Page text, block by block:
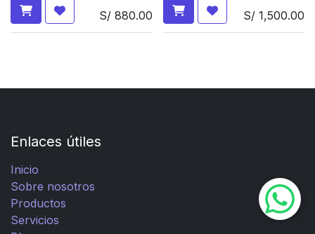
S/ 880.00 S/ 1,500.00
Enlaces útiles
Inicio
Sobre nosotros
Productos
Servicios